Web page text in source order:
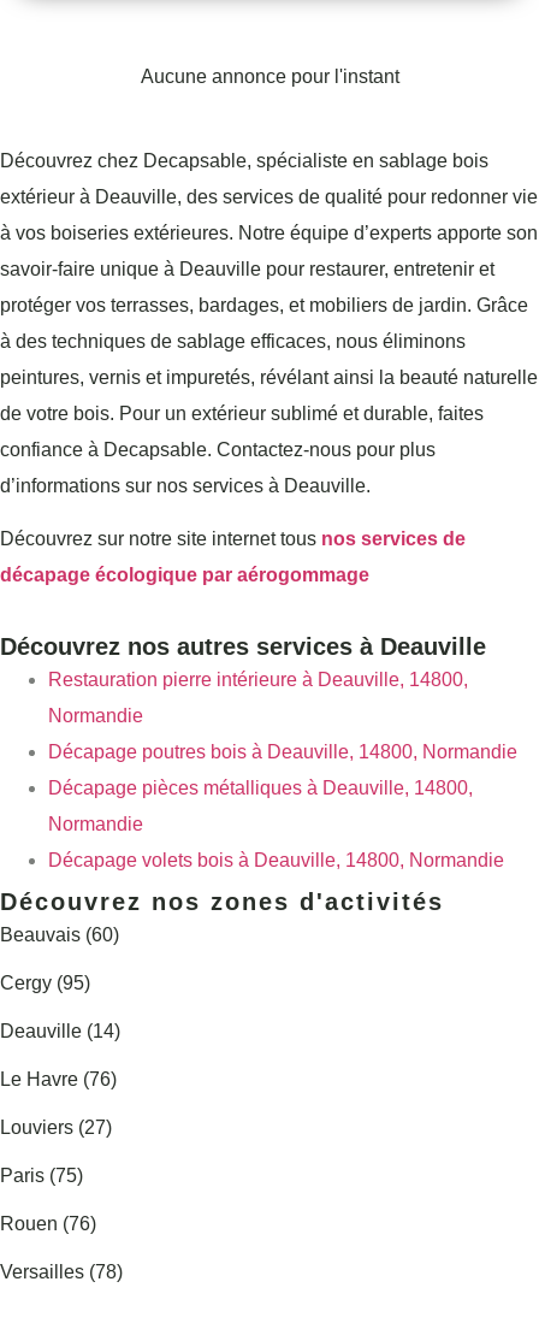
Aucune annonce pour l'instant
Découvrez chez Decapsable, spécialiste en sablage bois
extérieur à Deauville, des services de qualité pour redonner vie
à vos boiseries extérieures. Notre équipe d’experts apporte son
savoir-faire unique à Deauville pour restaurer, entretenir et
protéger vos terrasses, bardages, et mobiliers de jardin. Grâce
à des techniques de sablage efficaces, nous éliminons
peintures, vernis et impuretés, révélant ainsi la beauté naturelle
de votre bois. Pour un extérieur sublimé et durable, faites
confiance à Decapsable. Contactez-nous pour plus
d’informations sur nos services à Deauville.
Découvrez sur notre site internet tous nos services de
décapage écologique par aérogommage
Découvrez nos autres services à Deauville
Restauration pierre intérieure à Deauville, 14800,
Normandie
Décapage poutres bois à Deauville, 14800, Normandie
Décapage pièces métalliques à Deauville, 14800,
Normandie
Décapage volets bois à Deauville, 14800, Normandie
Découvrez nos zones d'activités
Beauvais (60)
Cergy (95)
Deauville (14)
Le Havre (76)
Louviers (27)
Paris (75)
Rouen (76)
Versailles (78)